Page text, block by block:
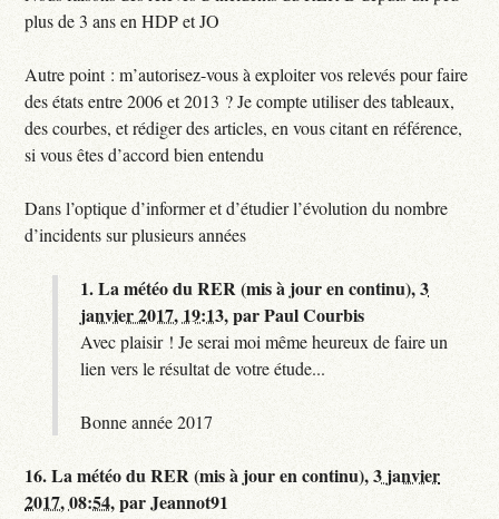
plus de 3 ans en HDP et JO
Autre point : m’autorisez-vous à exploiter vos relevés pour faire
des états entre 2006 et 2013 ? Je compte utiliser des tableaux,
des courbes, et rédiger des articles, en vous citant en référence,
si vous êtes d’accord bien entendu
Dans l’optique d’informer et d’étudier l’évolution du nombre
d’incidents sur plusieurs années
1.La météo du RER (mis à jour en continu),3
janvier 2017, 19:13,parPaul Courbis
Avec plaisir ! Je serai moi même heureux de faire un
lien vers le résultat de votre étude...
Bonne année 2017
16.La météo du RER (mis à jour en continu),3 janvier
2017, 08:54,parJeannot91